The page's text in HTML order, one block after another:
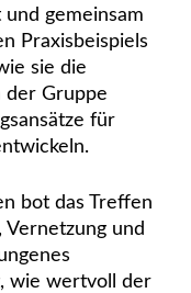
gemeinsam
Praxisbeispiels
sie die
der Gruppe
für
bot das Treffen
Vernetzung und
wie wertvoll der